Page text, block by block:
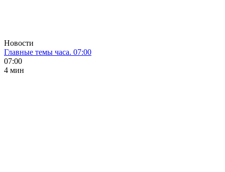
Новости
Главные темы часа. 07:00
07:00
4 мин